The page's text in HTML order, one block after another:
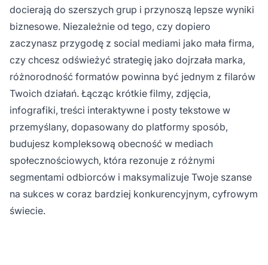
docierają do szerszych grup i przynoszą lepsze wyniki
biznesowe. Niezależnie od tego, czy dopiero
zaczynasz przygodę z social mediami jako mała firma,
czy chcesz odświeżyć strategię jako dojrzała marka,
różnorodność formatów powinna być jednym z filarów
Twoich działań. Łącząc krótkie filmy, zdjęcia,
infografiki, treści interaktywne i posty tekstowe w
przemyślany, dopasowany do platformy sposób,
budujesz kompleksową obecność w mediach
społecznościowych, która rezonuje z różnymi
segmentami odbiorców i maksymalizuje Twoje szanse
na sukces w coraz bardziej konkurencyjnym, cyfrowym
świecie.